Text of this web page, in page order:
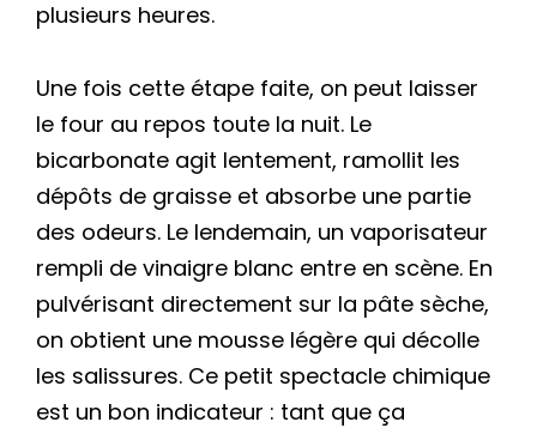
plusieurs heures.
Une fois cette étape faite, on peut laisser
le four au repos toute la nuit. Le
bicarbonate agit lentement, ramollit les
dépôts de graisse et absorbe une partie
des odeurs. Le lendemain, un vaporisateur
rempli de vinaigre blanc entre en scène. En
pulvérisant directement sur la pâte sèche,
on obtient une mousse légère qui décolle
les salissures. Ce petit spectacle chimique
est un bon indicateur : tant que ça